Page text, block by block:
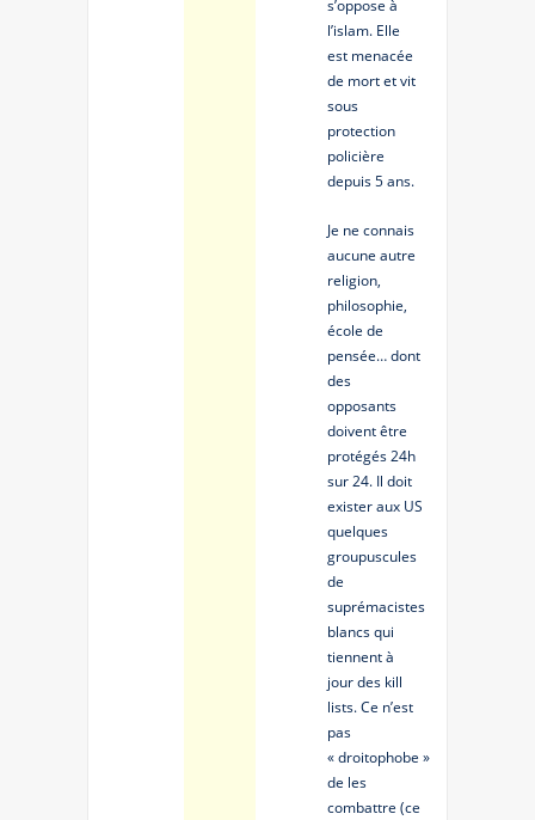
s’oppose à
l’islam. Elle
est menacée
de mort et vit
sous
protection
policière
depuis 5 ans.
Je ne connais
aucune autre
religion,
philosophie,
école de
pensée… dont
des
opposants
doivent être
protégés 24h
sur 24. Il doit
exister aux US
quelques
groupuscules
de
suprémacistes
blancs qui
tiennent à
jour des kill
lists. Ce n’est
pas
« droitophobe »
de les
combattre (ce